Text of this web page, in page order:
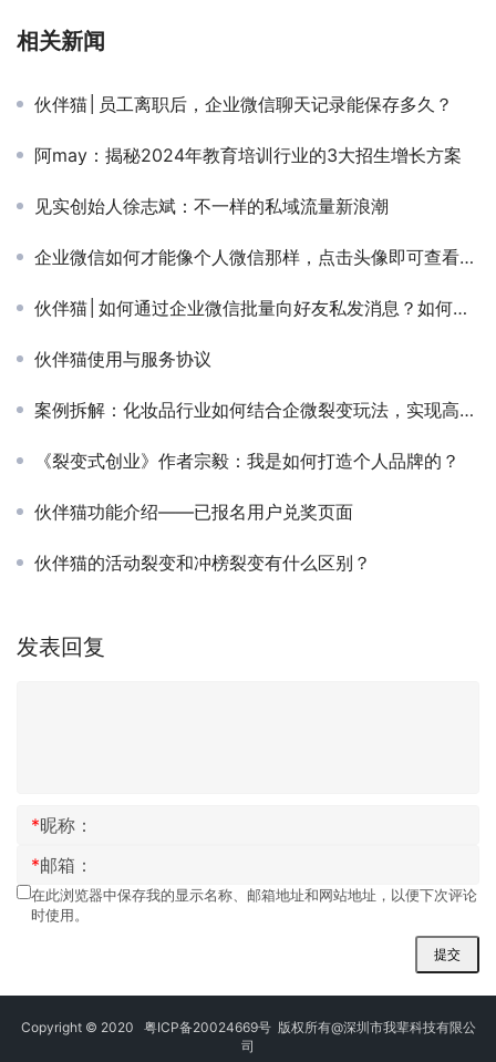
相关新闻
伙伴猫│员工离职后，企业微信聊天记录能保存多久？
阿may：揭秘2024年教育培训行业的3大招生增长方案
见实创始人徐志斌：不一样的私域流量新浪潮
企业微信如何才能像个人微信那样，点击头像即可查看朋友圈？
伙伴猫│如何通过企业微信批量向好友私发消息？如何群发信息给好友？
伙伴猫使用与服务协议
案例拆解：化妆品行业如何结合企微裂变玩法，实现高效老带新？
《裂变式创业》作者宗毅：我是如何打造个人品牌的？
伙伴猫功能介绍——已报名用户兑奖页面
伙伴猫的活动裂变和冲榜裂变有什么区别？
发表回复
*昵称：
*邮箱：
在此浏览器中保存我的显示名称、邮箱地址和网站地址，以便下次评论
时使用。
提交
Copyright © 2020 粤ICP备20024669号版权所有@深圳市我辈科技有限公
司